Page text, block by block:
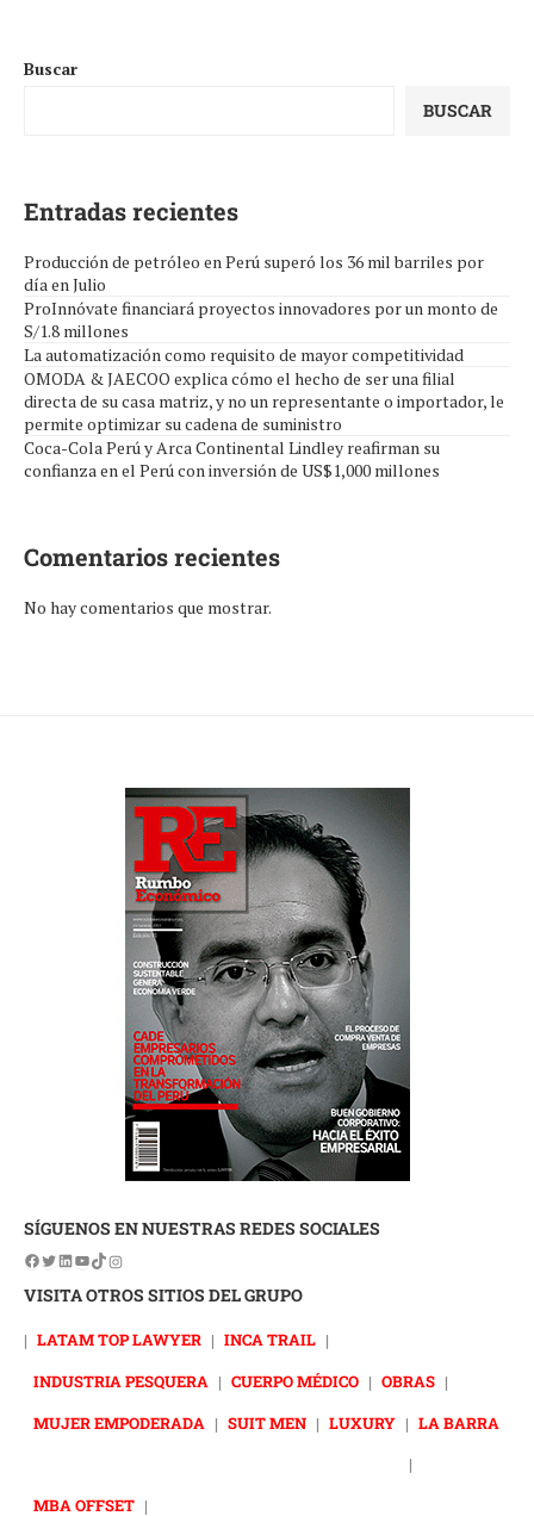
Buscar
BUSCAR
Entradas recientes
Producción de petróleo en Perú superó los 36 mil barriles por
día en Julio
ProInnóvate financiará proyectos innovadores por un monto de
S/1.8 millones
La automatización como requisito de mayor competitividad
OMODA & JAECOO explica cómo el hecho de ser una filial
directa de su casa matriz, y no un representante o importador, le
permite optimizar su cadena de suministro
Coca-Cola Perú y Arca Continental Lindley reafirman su
confianza en el Perú con inversión de US$1,000 millones
Comentarios recientes
No hay comentarios que mostrar.
SÍGUENOS EN NUESTRAS REDES SOCIALES
VISITA OTROS SITIOS DEL GRUPO
| LATAM TOP LAWYER | INCA TRAIL |
INDUSTRIA PESQUERA | CUERPO MÉDICO | OBRAS |
MUJER EMPODERADA | SUIT MEN | LUXURY | LA BARRA
|
MBA OFFSET |